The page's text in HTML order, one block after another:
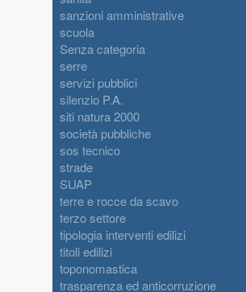
sanzioni amministrative
scuola
Senza categoria
serre
servizi pubblici
silenzio P.A.
siti natura 2000
società pubbliche
sos tecnico
strade
SUAP
terre e rocce da scavo
terzo settore
tipologia interventi edilizi
titoli edilizi
toponomastica
trasparenza ed anticorruzione